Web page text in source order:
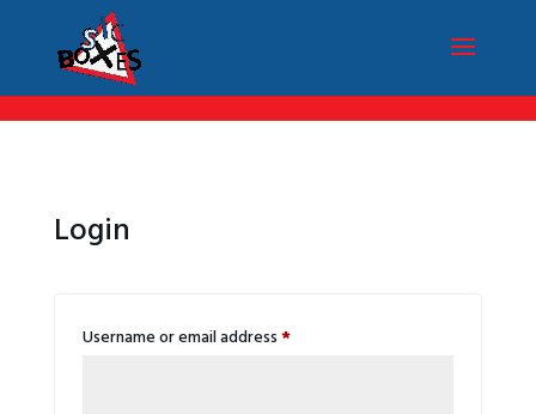
/*Menu par langue*/
Login
Username or email address*Required